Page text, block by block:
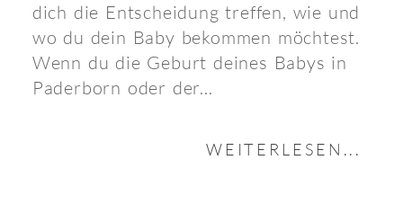
dich die Entscheidung treffen, wie und
wo du dein Baby bekommen möchtest.
Wenn du die Geburt deines Babys in
Paderborn oder der...
WEITERLESEN...